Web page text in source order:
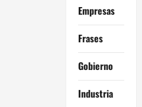
Empresas
Frases
Gobierno
Industria